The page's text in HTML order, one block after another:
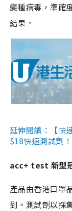
變種病毒，準確
結果。
延伸閱讀：【快
$18快速測試劑
acc+ test 新型
產品由香港口罩
到。測試劑以採